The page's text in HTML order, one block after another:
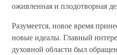
оживленная и плодотворная
Разумеется, новое время
новые идеалы. Главный
ду­ховной области был